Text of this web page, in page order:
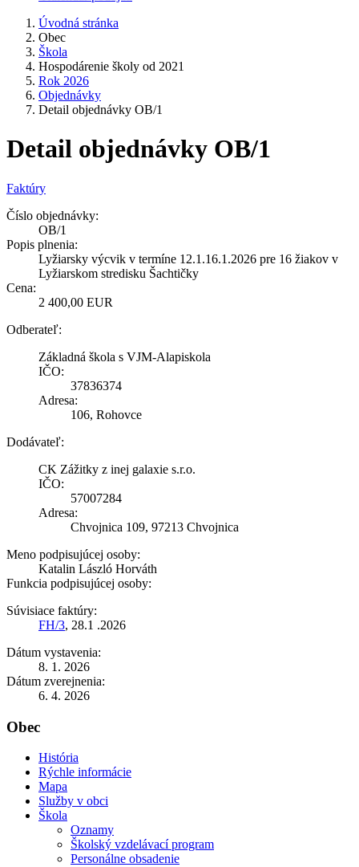
Úvodná stránka
Obec
Škola
Hospodárenie školy od 2021
Rok 2026
Objednávky
Detail objednávky OB/1
Detail objednávky OB/1
Faktúry
Číslo objednávky:
OB/1
Popis plnenia:
Lyžiarsky výcvik v termíne 12.1.16.1.2026 pre 16 žiakov v
Lyžiarskom stredisku Šachtičky
Cena:
2 400,00 EUR
Odberateľ:
Základná škola s VJM-Alapiskola
IČO:
37836374
Adresa:
106, Rohovce
Dodávateľ:
CK Zážitky z inej galaxie s.r.o.
IČO:
57007284
Adresa:
Chvojnica 109, 97213 Chvojnica
Meno podpisujúcej osoby:
Katalin László Horváth
Funkcia podpisujúcej osoby:
Súvisiace faktúry:
FH/3, 28.1 .2026
Dátum vystavenia:
8. 1. 2026
Dátum zverejnenia:
6. 4. 2026
Obec
História
Rýchle informácie
Mapa
Služby v obci
Škola
Oznamy
Školský vzdelávací program
Personálne obsadenie